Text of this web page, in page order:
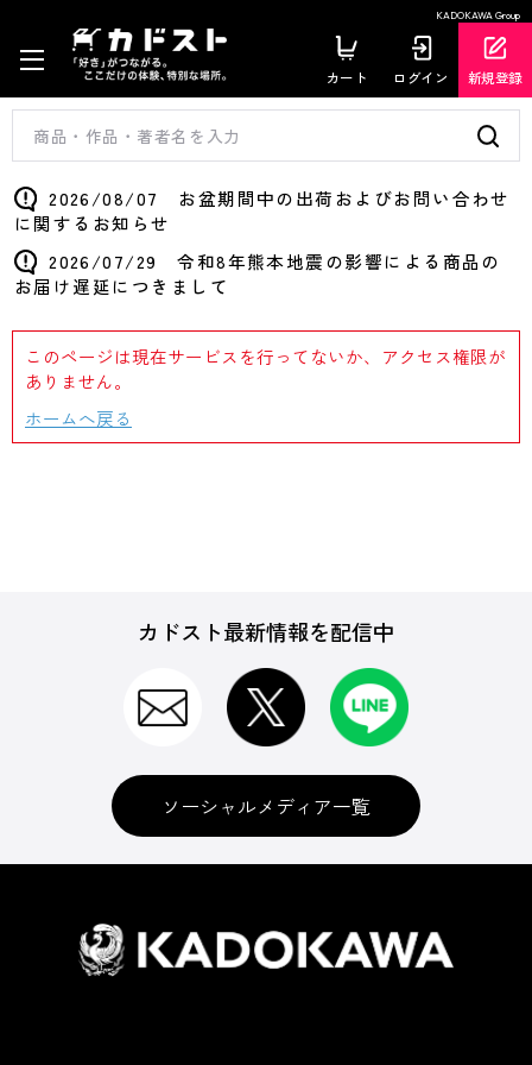
KADOKAWA Group
カート ログイン 新規登録
2026/08/07 お盆期間中の出荷およびお問い合わせ
に関するお知らせ
2026/07/29 令和8年熊本地震の影響による商品の
お届け遅延につきまして
このページは現在サービスを行ってないか、アクセス権限が
ありません。
ホームへ戻る
カドスト最新情報を配信中
ソーシャルメディア一覧